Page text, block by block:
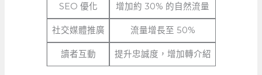
SEO 優化 增加約 30% 的自然流量
社交媒體推廣 流量增長至 50%
讀者互動 提升忠誠度，增加轉介紹